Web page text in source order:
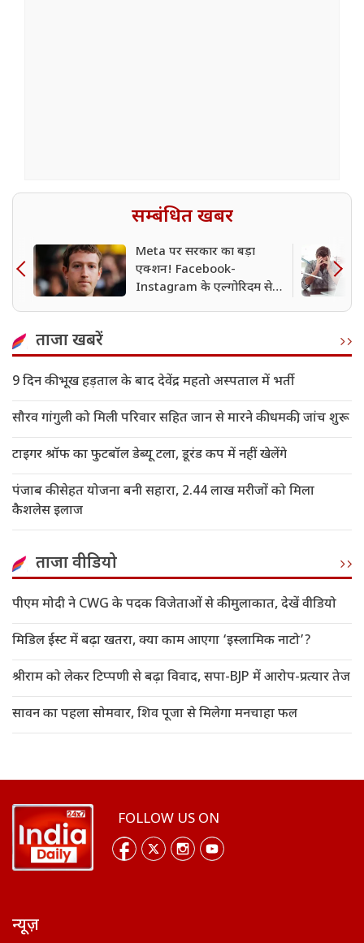
सम्बंधित खबर
Meta पर सरकार का बड़ा
एक्शन! Facebook-
Instagram के एल्गोरिदम से
ताजा खबरें
9 दिन की भूख हड़ताल के बाद देवेंद्र महतो अस्पताल में भर्ती
सौरव गांगुली को मिली परिवार सहित जान से मारने की धमकी, जांच शुरू
टाइगर श्रॉफ का फुटबॉल डेब्यू टला, डूरंड कप में नहीं खेलेंगे
पंजाब की सेहत योजना बनी सहारा, 2.44 लाख मरीजों को मिला
कैशलेस इलाज
ताजा वीडियो
पीएम मोदी ने CWG के पदक विजेताओं से की मुलाकात, देखें वीडियो
मिडिल ईस्ट में बढ़ा खतरा, क्या काम आएगा ‘इस्लामिक नाटो’?
श्रीराम को लेकर टिप्पणी से बढ़ा विवाद, सपा-BJP में आरोप-प्रत्यार तेज
सावन का पहला सोमवार, शिव पूजा से मिलेगा मनचाहा फल
FOLLOW US ON
न्यूज़